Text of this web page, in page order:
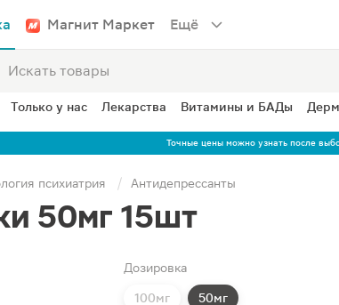
Магнит Маркет Ещё
Только у нас Лекарства Витамины и БАДы
Точные цены можно узнать после
психиатрия Антидепрессанты
50мг 15шт
Дозировка
100мг 50мг